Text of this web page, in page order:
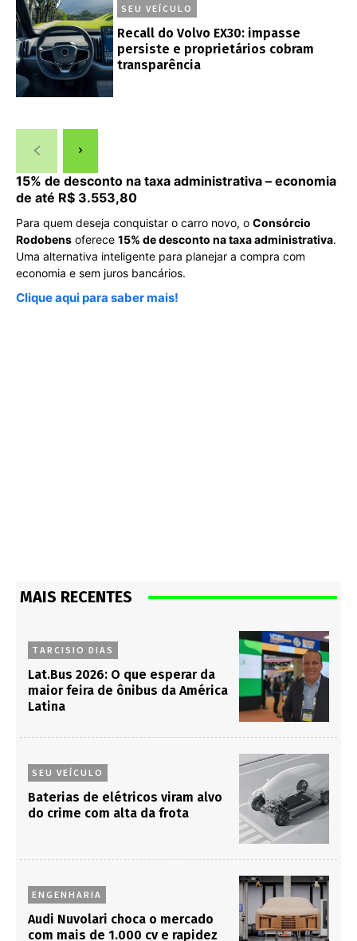
SEU VEÍCULO
Recall do Volvo EX30: impasse
persiste e proprietários cobram
transparência
15% de desconto na taxa administrativa – economia
de até R$ 3.553,80
Para quem deseja conquistar o carro novo, o Consórcio
Rodobens oferece 15% de desconto na taxa administrativa.
Uma alternativa inteligente para planejar a compra com
economia e sem juros bancários.
Clique aqui para saber mais!
MAIS RECENTES
TARCISIO DIAS
Lat.Bus 2026: O que esperar da
maior feira de ônibus da América
Latina
SEU VEÍCULO
Baterias de elétricos viram alvo
do crime com alta da frota
ENGENHARIA
Audi Nuvolari choca o mercado
com mais de 1.000 cv e rapidez